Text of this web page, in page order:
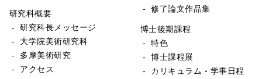
研究科概要
- 研究科長メッセージ
- 大学院美術研究科
- 多摩美術研究
- アクセス
- 修了論文作品集
博士後期課程
- 特色
- 博士課程展
- カリキュラム・学事日程